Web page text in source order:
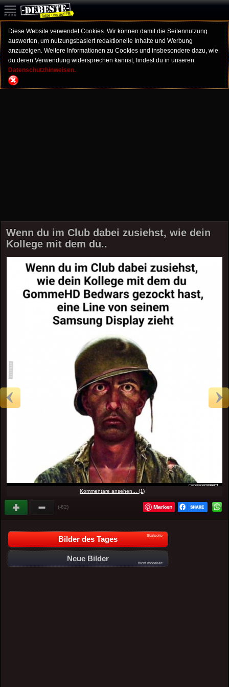
Diese Website verwendet Cookies. Wir können damit die Seitennutzung
auswerten, um nutzungsbasiert redaktionelle Inhalte und Werbung
anzuzeigen. Weitere Informationen zu Cookies und insbesondere dazu, wie
du deren Verwendung widersprechen kannst, findest du in unseren
Datenschutzhinweisen.
Wenn du im Club dabei zusiehst, wie dein
Kollege mit dem du..
Kommentare ansehen... (1)
(-62) Merken
Bilder des Tages Startseite
Neue Bilder
nicht moderiert